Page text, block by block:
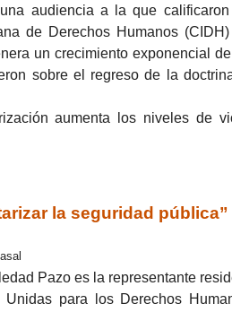
audiencia a la que calificaron
de Derechos Humanos
un crecimiento exponencial
sobre el regreso de la
aumenta los niveles de
la seguridad pública”
Pazo es la representante
para los Derechos